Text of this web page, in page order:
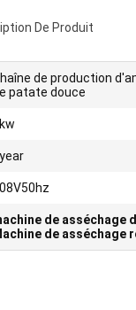
De Produit
de production
patate douce
de asséchage
de